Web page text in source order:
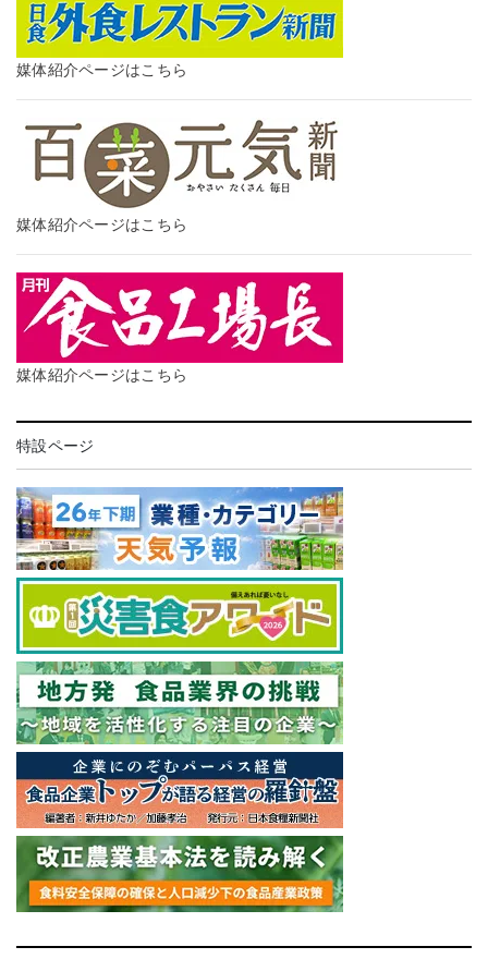
媒体紹介ページはこちら
媒体紹介ページはこちら
媒体紹介ページはこちら
特設ページ